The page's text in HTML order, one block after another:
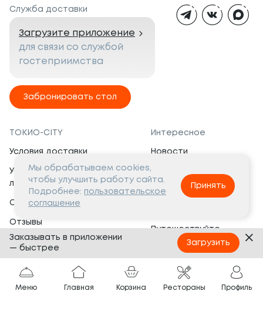
Служба доставки
Загрузите приложение
для связи со службой
гостеприимства
Забронировать стол
ТОКИО-CITY
Условия доставки
Условия программы
лояльности
Сертификаты
Отзывы
Банкеты
Вопросы и ответы
Интересное
Новости
Вакансии
Социальная жизнь
Путешествуйте
с ТОКИО-CITY
Партнёрам
Франшиза
Меню Главная Корзина Рестораны Профиль
Мы обрабатываем cookies,
чтобы улучшить работу сайта.
Подробнее: пользовательское
соглашение
Принять
Заказывать в приложении
— быстрее
Загрузить